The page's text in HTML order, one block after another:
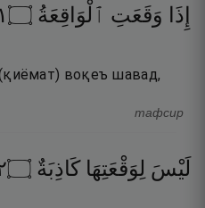
إِذَا وَقَعَتِ ٱلْوَاقِعَةُ ۝١
воқеъ шавад,
тафсир
لَيْسَ لِوَقْعَتِهَا كَاذِبَةٌ ۝